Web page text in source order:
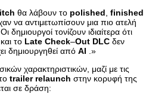
θα λάβουν το polished finished
να αντιμετωπίσουν μια πιο ατελή
τονίζουν ιδιαίτερα ότι
το Late Check–Out DLC δεν
δημιουργηθεί από AI .»
χαρακτηριστικών, μαζί με τις
trailer relaunch στην κορυφή της
σε δράση: